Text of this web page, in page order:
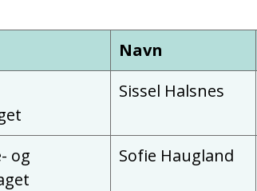
Navn
Sissel Halsnes
og
Sofie Haugland